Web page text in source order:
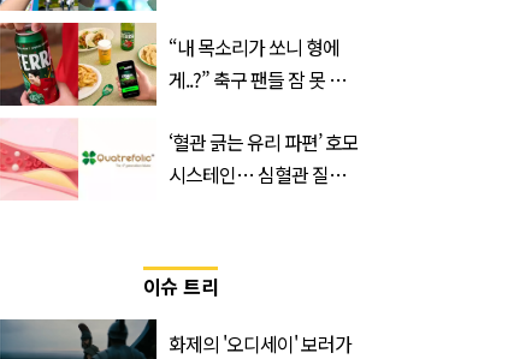
벌’
“내 목소리가 쏘니 형에
게..?” 축구 팬들 잠 못 들
트
‘혈관 긁는 유리 파편’ 호모
시스테인… 심혈관 질환
이슈 트리
화제의 '오디세이' 보러가